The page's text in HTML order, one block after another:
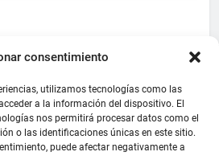
consentimiento
utilizamos tecnologías como las
a la información del dispositivo. El
nos permitirá procesar datos como el
o las identificaciones únicas en este sitio.
puede afectar negativamente a
las
y
Política De CookiesAviso Legal